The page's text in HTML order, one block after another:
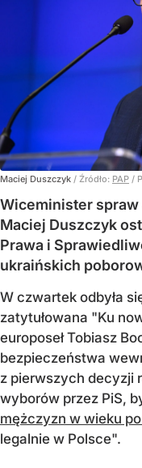
Maciej Duszczyk / Źródło: PAP /
Wiceminister
Maciej Duszczyk
Prawa i
ukraińskich
W czwartek odbyła
zatytułowana "Ku
europoseł Tobiasz
bezpieczeństwa
z pierwszych decyzji
wyborów przez PiS,
mężczyzn w wieku
legalnie w Polsce".